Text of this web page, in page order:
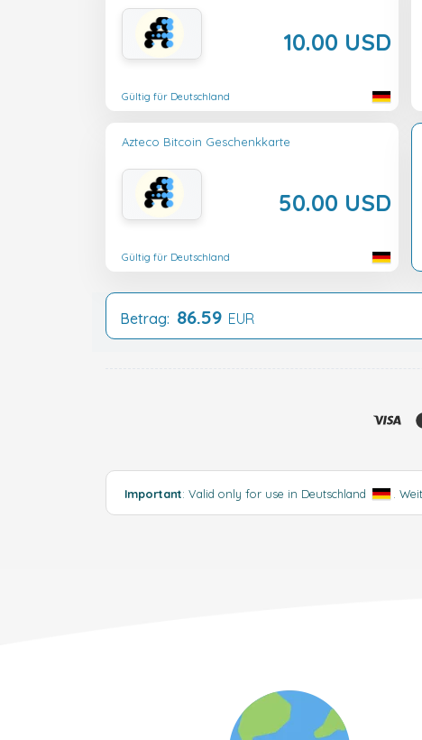
10.00 USD
Gültig für Deutschland
Azteco Bitcoin Geschenkkarte
50.00 USD
Gültig für Deutschland
Betrag: 86.59 EUR
Important: Valid only for use in Deutschland .